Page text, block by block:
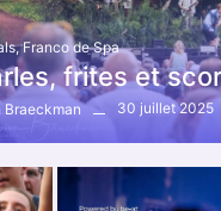
, Franco de Spa
frites et
Braeckman 30 juillet 2025